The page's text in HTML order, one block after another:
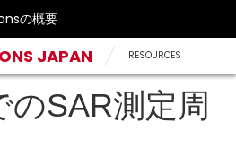
の概要
JAPAN RESOURCES
のSAR測定周